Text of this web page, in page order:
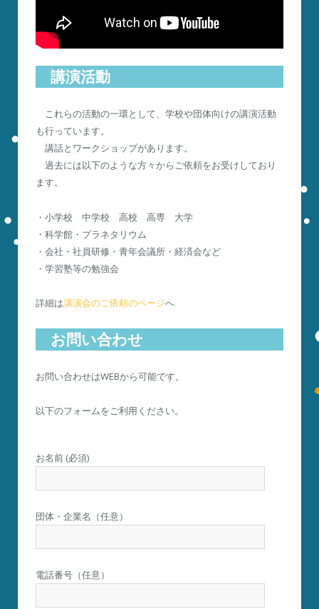
講演活動
これらの活動の一環として、学校や団体向けの講演活動
も行っています。
講話とワークショップがあります。
過去には以下のような方々からご依頼をお受けしており
ます。
・小学校 中学校 高校 高専 大学
・科学館・プラネタリウム
・会社・社員研修・青年会議所・経済会など
・学習塾等の勉強会
詳細は講演会のご依頼のページへ
お問い合わせ
お問い合わせはWEBから可能です。
以下のフォームをご利用ください。
お名前 (必須)
団体・企業名（任意）
電話番号（任意）